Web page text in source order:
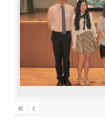
« ‹